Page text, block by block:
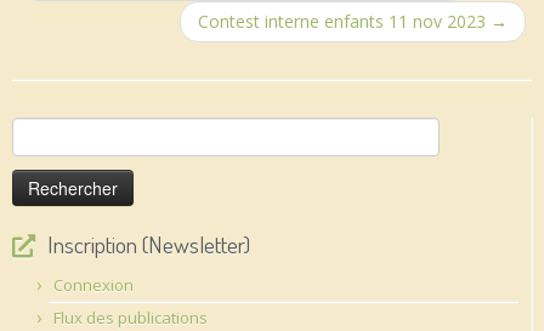
Contest interne enfants 11 nov 2023 →
Inscription (Newsletter)
Connexion
Flux des publications